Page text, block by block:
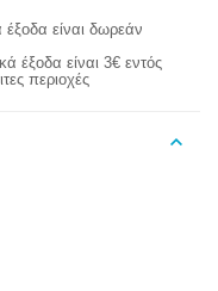
είναι δωρεάν
έξοδα είναι 3€ εντός
περιοχές